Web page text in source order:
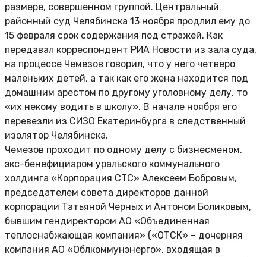
размере, совершенном группой. Центральный
районный суд Челябинска 13 ноября продлил ему до
15 февраля срок содержания под стражей. Как
передавал корреспондент РИА Новости из зала суда,
на процессе Чемезов говорил, что у него четверо
маленьких детей, а так как его жена находится под
домашним арестом по другому уголовному делу, то
«их некому водить в школу». В начале ноября его
перевезли из СИЗО Екатеринбурга в следственный
изолятор Челябинска.
Чемезов проходит по одному делу с бизнесменом,
экс-бенефициаром уральского коммунального
холдинга «Корпорация СТС» Алексеем Бобровым,
председателем совета директоров данной
корпорации Татьяной Черных и Антоном Боликовым,
бывшим гендиректором АО «Объединенная
теплоснабжающая компания» («ОТСК» – дочерняя
компания АО «Облкоммунэнерго», входящая в